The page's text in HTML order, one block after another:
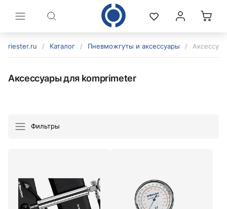
riester.ru / Каталог / Пневможгуты и аксессуары /
Аксессуары для komprimeter
Фильтры
политикой конфиденциальности